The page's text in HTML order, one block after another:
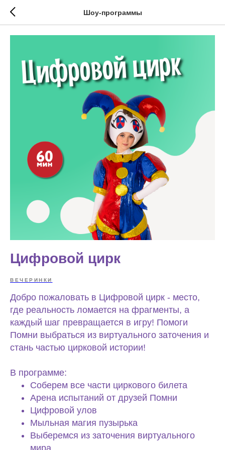
Шоу-программы
Цифровой цирк
ВЕЧЕРИНКИ
Добро пожаловать в Цифровой цирк - место,
где реальность ломается на фрагменты, а
каждый шаг превращается в игру! Помоги
Помни выбраться из виртуального заточения и
стань частью цирковой истории!
В программе:
Соберем все части циркового билета
Арена испытаний от друзей Помни
Цифровой улов
Мыльная магия пузырька
Выберемся из заточения виртуального
мира